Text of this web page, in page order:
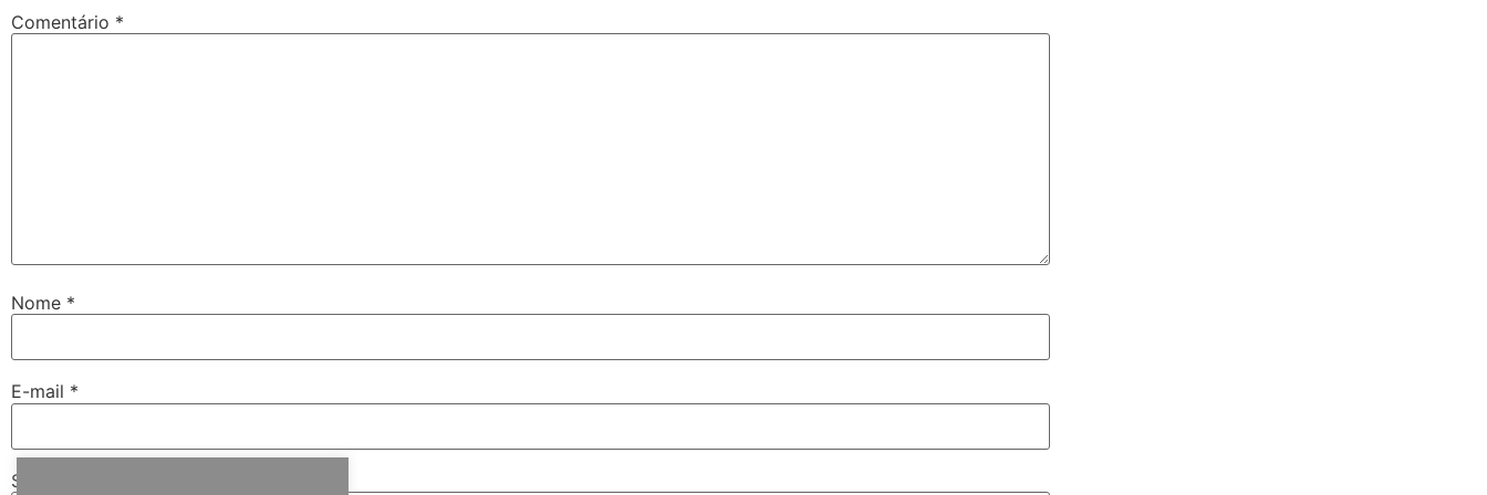
Comentário *
Nome *
E-mail *
Site